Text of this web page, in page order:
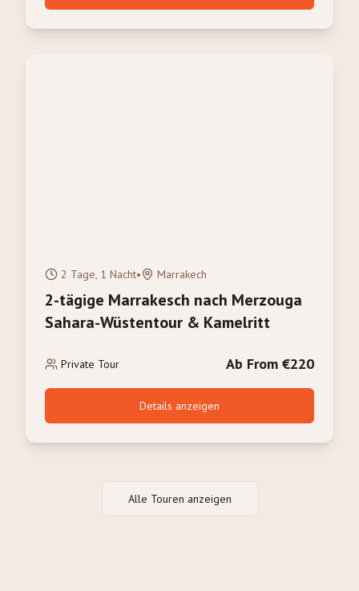
2 Tage, 1 Nacht• Marrakech
2-tägige Marrakesch nach Merzouga
Sahara-Wüstentour & Kamelritt
Private Tour Ab From €220
Details anzeigen
Alle Touren anzeigen